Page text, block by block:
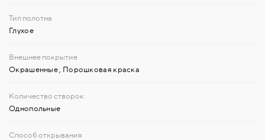
Глухое
Окрашенные Порошковая краска
Однопольные